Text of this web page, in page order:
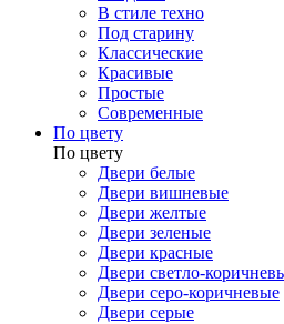
В стиле техно
Под старину
Классические
Красивые
Простые
Современные
По цвету
По цвету
Двери белые
Двери вишневые
Двери желтые
Двери зеленые
Двери красные
Двери светло-
Двери серо-коричневые
Двери серые